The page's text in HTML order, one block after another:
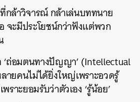
ล้าวิจารณ์ กล้าเล่นบททนาย
จะมีประโยชน์กว่าฟังแต่พวก
ถ่อมตนทางปัญญา’ (Intellectual
ยคนไม่ได้ยิ่งใหญ่เพราะอวดรู้
าะยอมรับว่าตัวเอง ‘รู้น้อย’